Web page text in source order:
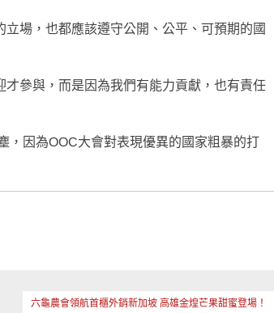
場，也都應該遵守公開、公平、可預期的國
參與，而是因為我們有能力貢獻，也有責任
，因為OOC大會對表現優異的國家粗暴的打
六龜農會領航首櫃外銷新加坡 高雄金煌芒果甜蜜登場！